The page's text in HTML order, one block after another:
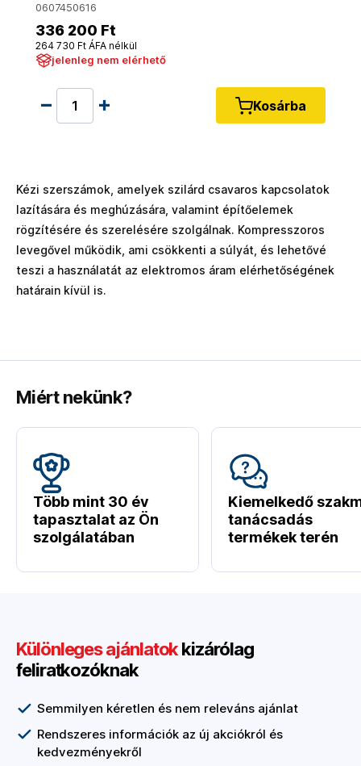
0607450616
336 200 Ft
264 730 Ft ÁFA nélkül
jelenleg nem elérhető
Kosárba
Kézi szerszámok, amelyek szilárd csavaros kapcsolatok
lazítására és meghúzására, valamint építőelemek
rögzítésére és szerelésére szolgálnak. Kompresszoros
levegővel működik, ami csökkenti a súlyát, és lehetővé
teszi a használatát az elektromos áram elérhetőségének
határain kívül is.
Miért nekünk?
Több mint 30 év
tapasztalat az Ön
szolgálatában
Kiemelkedő
tanácsadás
termékek terén
Különleges ajánlatokkizárólag
feliratkozóknak
Semmilyen kéretlen és nem releváns ajánlat
Rendszeres információk az új akciókról és
kedvezményekről